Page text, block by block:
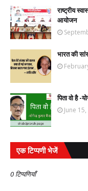
राष्ट्रीय
आयोजन
भारत की
पिता वो है -
June
एक टिप्पणी भेजें
0 टिप्पणियाँ